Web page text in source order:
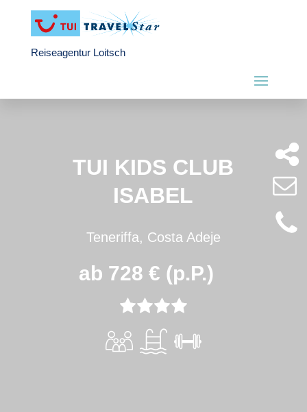
Reiseagentur Loitsch
TUI KIDS CLUB
ISABEL
Teneriffa, Costa Adeje
ab 728 € (p.P.)